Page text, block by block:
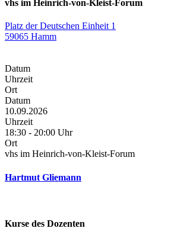
vhs im Heinrich-von-Kleist-Forum
Platz der Deutschen Einheit 1
59065 Hamm
Datum
Uhrzeit
Ort
Datum
10.09.2026
Uhrzeit
18:30 - 20:00 Uhr
Ort
vhs im Heinrich-von-Kleist-Forum
Hartmut Gliemann
Kurse des Dozenten